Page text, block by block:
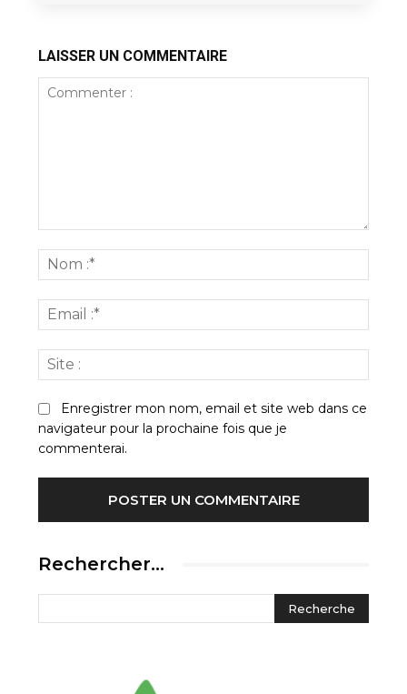
LAISSER UN COMMENTAIRE
Enregistrer mon nom, email et site web dans ce
navigateur pour la prochaine fois que je
commenterai.
Rechercher…